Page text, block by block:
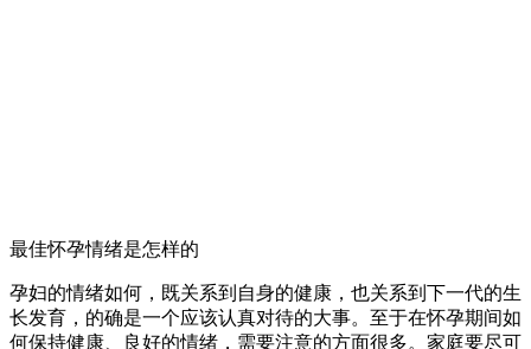
最佳怀孕情绪是怎样的
孕妇的情绪如何，既关系到自身的健康，也关系到下一代的生
长发育，的确是一个应该认真对待的大事。至于在怀孕期间如
何保持健康、良好的情绪，需要注意的方面很多。家庭要尽可